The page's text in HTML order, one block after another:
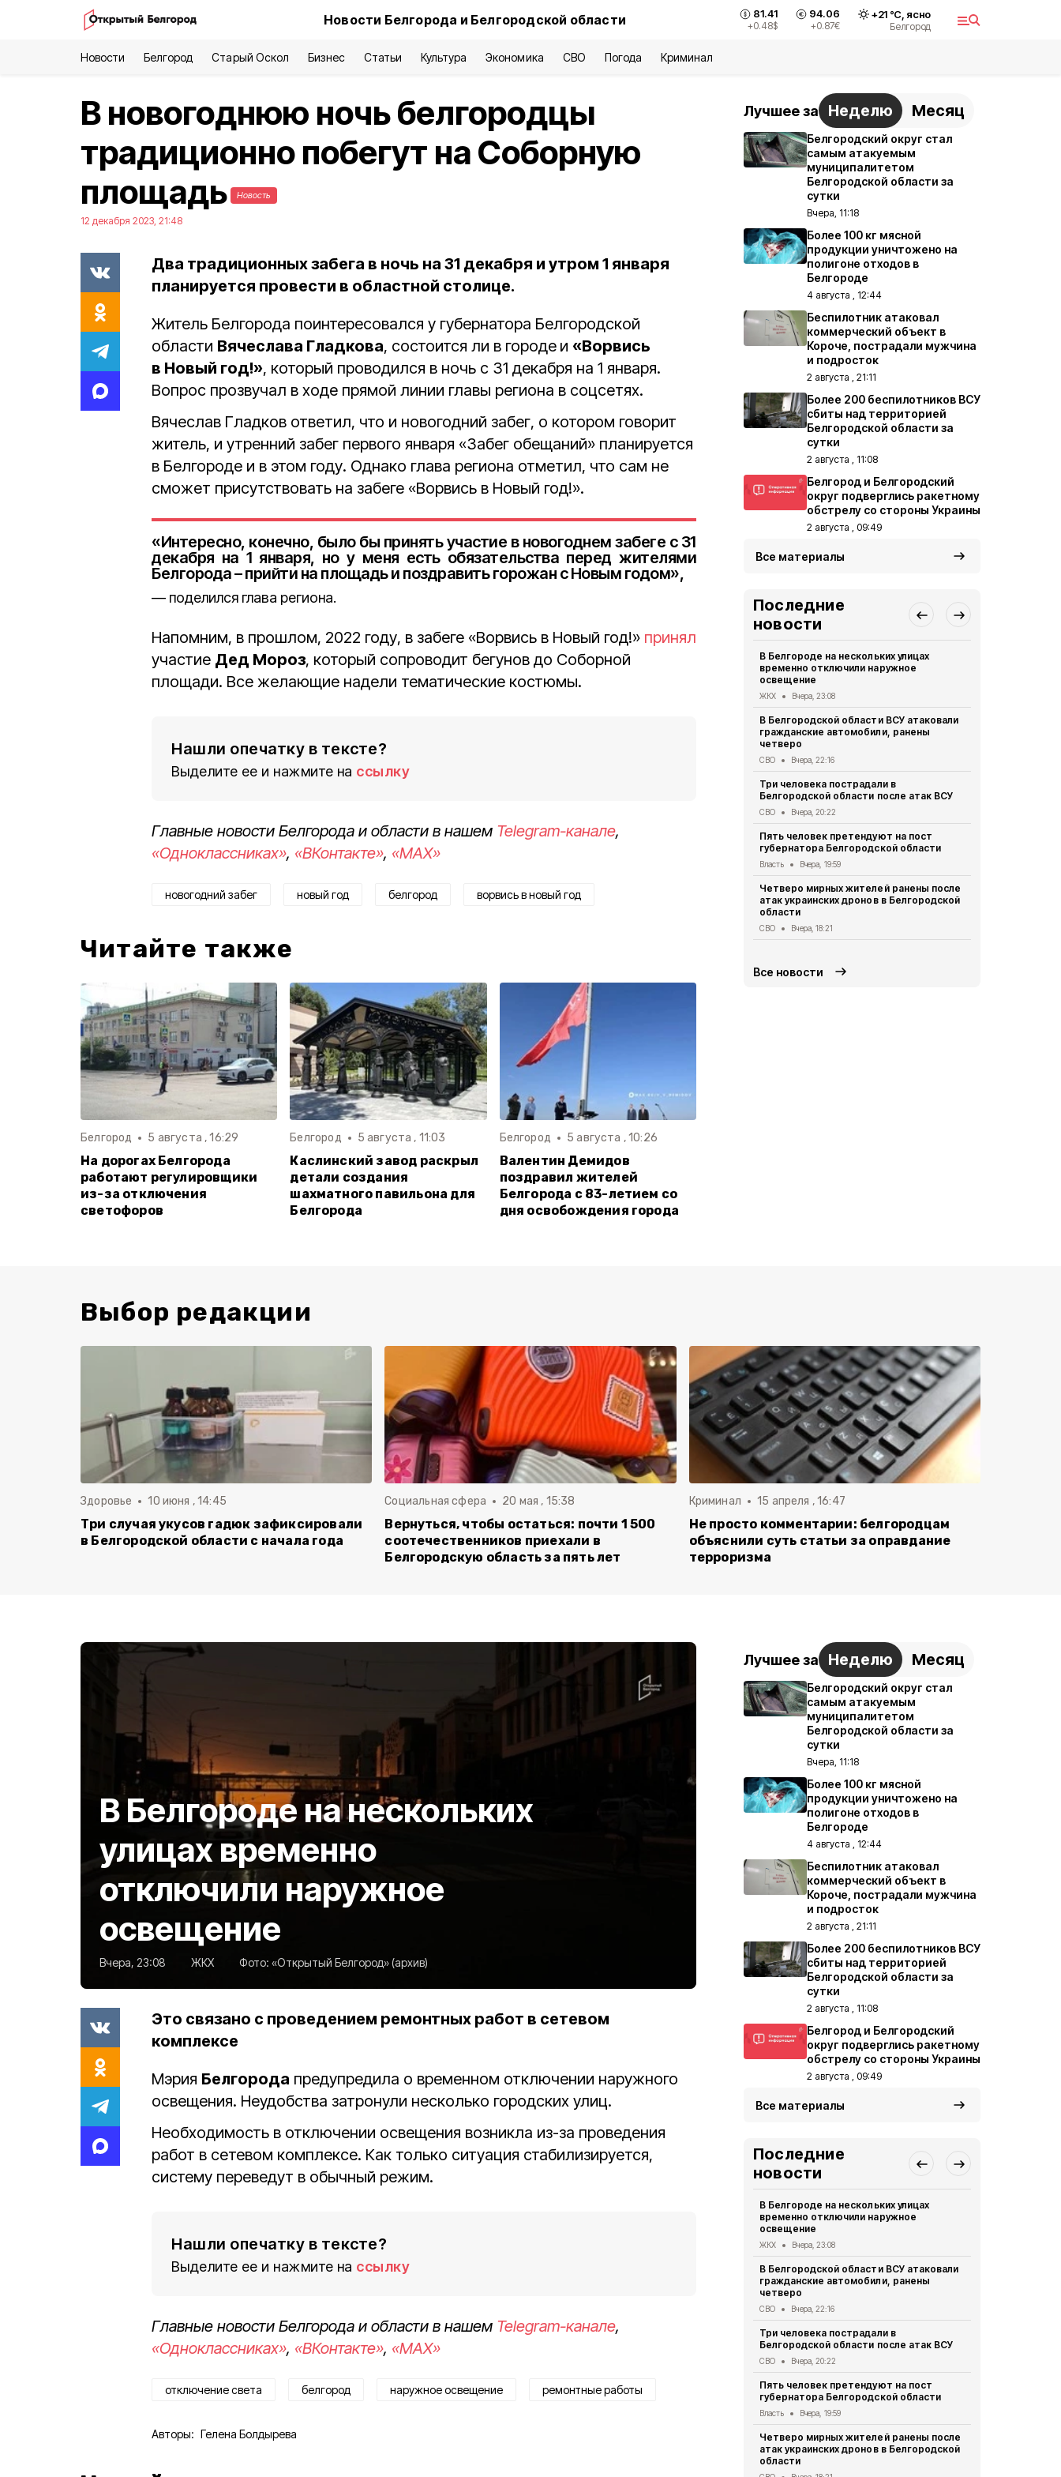
Новости Белгорода и Белгородской области 81.41
+0.48$
94.06
+0.87€
+21°С, ясно
Белгород
Новости Белгород Старый Оскол Бизнес Статьи Культура Экономика СВО Погода Криминал
В новогоднюю ночь белгородцы
традиционно побегут на Соборную
площадь
Новость
12 декабря 2023, 21:48
Два традиционных забега в ночь на 31 декабря и утром 1 января
планируется провести в областной столице.
Житель Белгорода поинтересовался у губернатора Белгородской
области Вячеслава Гладкова, состоится ли в городе и «Ворвись
в Новый год!», который проводился в ночь с 31 декабря на 1 января.
Вопрос прозвучал в ходе прямой линии главы региона в соцсетях.
Вячеслав Гладков ответил, что и новогодний забег, о котором говорит
житель, и утренний забег первого января «Забег обещаний» планируется
в Белгороде и в этом году. Однако глава региона отметил, что сам не
сможет присутствовать на забеге «Ворвись в Новый год!».
«Интересно, конечно, было бы принять участие в новогоднем забеге с 31
декабря на 1 января, но у меня есть обязательства перед жителями
Белгорода – прийти на площадь и поздравить горожан с Новым годом»,
поделился глава региона.
Напомним, в прошлом, 2022 году, в забеге «Ворвись в Новый год!» принял
участие Дед Мороз, который сопроводит бегунов до Соборной
площади. Все желающие надели тематические костюмы.
Нашли опечатку в тексте?
Выделите ее и нажмите на ссылку
Главные новости Белгорода и области в нашем Telegram-канале,
«Одноклассниках», «ВКонтакте», «MAX»
новогодний забег новый год белгород ворвись в новый год
Читайте также
Белгород 5 августа , 16:29
На дорогах Белгорода
работают регулировщики
из-за отключения
светофоров
Белгород 5 августа , 11:03
Каслинский завод раскрыл
детали создания
шахматного павильона для
Белгорода
Белгород 5 августа , 10:26
Валентин Демидов
поздравил жителей
Белгорода с 83-летием со
дня освобождения города
Лучшее за Неделю Месяц
Белгородский округ стал
самым атакуемым
муниципалитетом
Белгородской области за
сутки
Вчера, 11:18
Более 100 кг мясной
продукции уничтожено на
полигоне отходов в
Белгороде
4 августа , 12:44
Беспилотник атаковал
коммерческий объект в
Короче, пострадали мужчина
и подросток
2 августа , 21:11
Более 200 беспилотников ВСУ
сбиты над территорией
Белгородской области за
сутки
2 августа , 11:08
Белгород и Белгородский
округ подверглись ракетному
обстрелу со стороны Украины
2 августа , 09:49
Все материалы
Последние
новости
В Белгороде на нескольких улицах
временно отключили наружное
освещение
ЖКХ Вчера, 23:08
В Белгородской области ВСУ атаковали
гражданские автомобили, ранены
четверо
СВО Вчера, 22:16
Три человека пострадали в
Белгородской области после атак ВСУ
СВО Вчера, 20:22
Пять человек претендуют на пост
губернатора Белгородской области
Власть Вчера, 19:59
Четверо мирных жителей ранены после
атак украинских дронов в Белгородской
области
СВО Вчера, 18:21
Все новости
Выбор редакции
Здоровье 10 июня , 14:45
Три случая укусов гадюк зафиксировали
в Белгородской области с начала года
Социальная сфера 20 мая , 15:38
Вернуться, чтобы остаться: почти 1 500
соотечественников приехали в
Белгородскую область за пять лет
Криминал 15 апреля , 16:47
Не просто комментарии: белгородцам
объяснили суть статьи за оправдание
терроризма
В Белгороде на нескольких
улицах временно
отключили наружное
освещение
Вчера, 23:08 ЖКХ Фото: «Открытый Белгород» (архив)
Это связано с проведением ремонтных работ в сетевом
комплексе
Мэрия Белгорода предупредила о временном отключении наружного
освещения. Неудобства затронули несколько городских улиц.
Необходимость в отключении освещения возникла из-за проведения
работ в сетевом комплексе. Как только ситуация стабилизируется,
систему переведут в обычный режим.
Нашли опечатку в тексте?
Выделите ее и нажмите на ссылку
Главные новости Белгорода и области в нашем Telegram-канале,
«Одноклассниках», «ВКонтакте», «MAX»
отключение света белгород наружное освещение ремонтные работы
Авторы: Гелена Болдырева
Лучшее за Неделю Месяц
Белгородский округ стал
самым атакуемым
муниципалитетом
Белгородской области за
сутки
Вчера, 11:18
Более 100 кг мясной
продукции уничтожено на
полигоне отходов в
Белгороде
4 августа , 12:44
Беспилотник атаковал
коммерческий объект в
Короче, пострадали мужчина
и подросток
2 августа , 21:11
Более 200 беспилотников ВСУ
сбиты над территорией
Белгородской области за
сутки
2 августа , 11:08
Белгород и Белгородский
округ подверглись ракетному
обстрелу со стороны Украины
2 августа , 09:49
Все материалы
Последние
новости
В Белгороде на нескольких улицах
временно отключили наружное
освещение
ЖКХ Вчера, 23:08
В Белгородской области ВСУ атаковали
гражданские автомобили, ранены
четверо
СВО Вчера, 22:16
Три человека пострадали в
Белгородской области после атак ВСУ
СВО Вчера, 20:22
Пять человек претендуют на пост
губернатора Белгородской области
Власть Вчера, 19:59
Четверо мирных жителей ранены после
атак украинских дронов в Белгородской
области